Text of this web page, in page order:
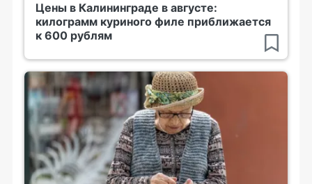
Цены в Калининграде в августе:
килограмм куриного филе приближается
к 600 рублям